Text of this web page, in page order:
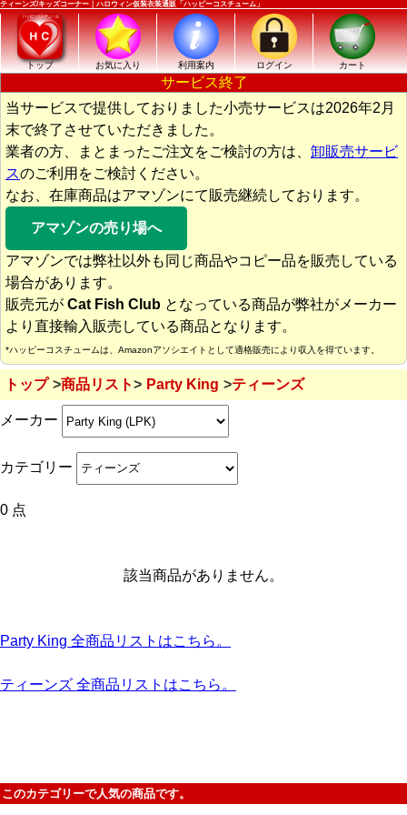
ティーンズ/キッズコーナー｜ハロウィン仮装衣装通販「ハッピーコスチューム」
トップ お気に入り 利用案内 ログイン カート
サービス終了
当サービスで提供しておりました小売サービスは2026年2月
末で終了させていただきました。
業者の方、まとまったご注文をご検討の方は、 卸販売サービ
スのご利用をご検討ください。
なお、在庫商品はアマゾンにて販売継続しております。
アマゾンの売り場へ
アマゾンでは弊社以外も同じ商品やコピー品を販売している
場合があります。
販売元が Cat Fish Club となっている商品が弊社がメーカー
より直接輸入販売している商品となります。
*ハッピーコスチュームは、Amazonアソシエイトとして適格販売により収入を得ています。
トップ 商品リスト Party King ティーンズ
メーカー
カテゴリー
0 点
該当商品がありません。
Party King 全商品リストはこちら。
ティーンズ 全商品リストはこちら。
このカテゴリーで人気の商品です。